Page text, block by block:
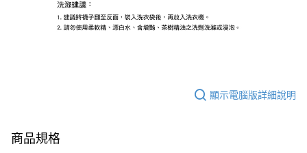
顯示電腦版詳細說明
商品規格